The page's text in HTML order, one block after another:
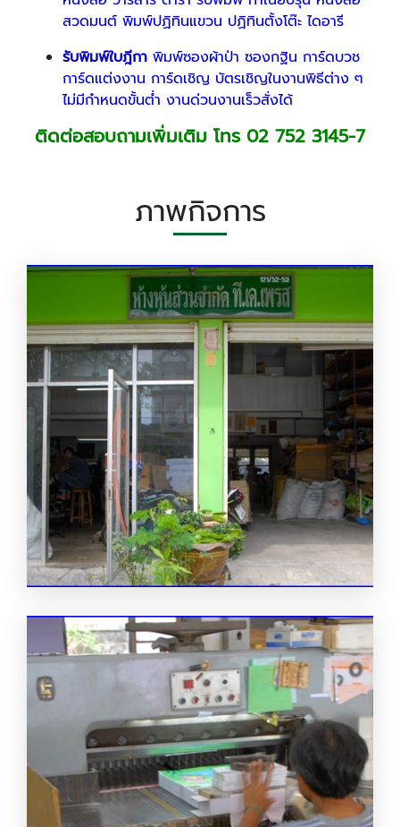
สวดมนต์ พิมพ์ปฏิทินแขวน ปฏิทินตั้งโต๊ะ ไดอารี
รับพิมพ์ใบฎีกา พิมพ์ซองผ้าป่า ซองกฐิน การ์ดบวช
การ์ดแต่งงาน การ์ดเชิญ บัตรเชิญในงานพิธีต่าง ๆ
ไม่มีกำหนดขั้นต่ำ งานด่วนงานเร็วสั่งได้
ติดต่อสอบถามเพิ่มเติม โทร 02 752 3145-7
ภาพกิจการ
ที เค เพรส